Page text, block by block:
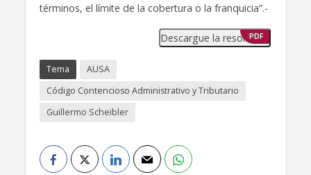
términos, el límite de la cobertura o la franquicia”.-
Descargue la resolución
PDF
Tema
AUSA
Código Contencioso Administrativo y Tributario
Guillermo Scheibler